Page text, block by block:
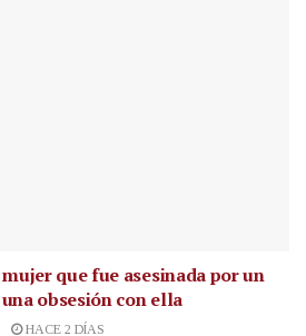
que fue asesinada por un
obsesión con ella
HACE 2 DÍAS